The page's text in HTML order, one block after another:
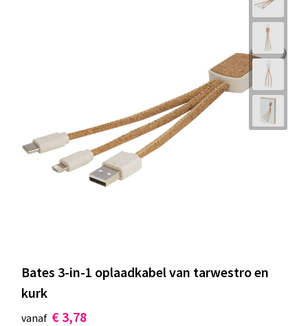
Bates 3-in-1 oplaadkabel van tarwestro en
kurk
vanaf € 3,78